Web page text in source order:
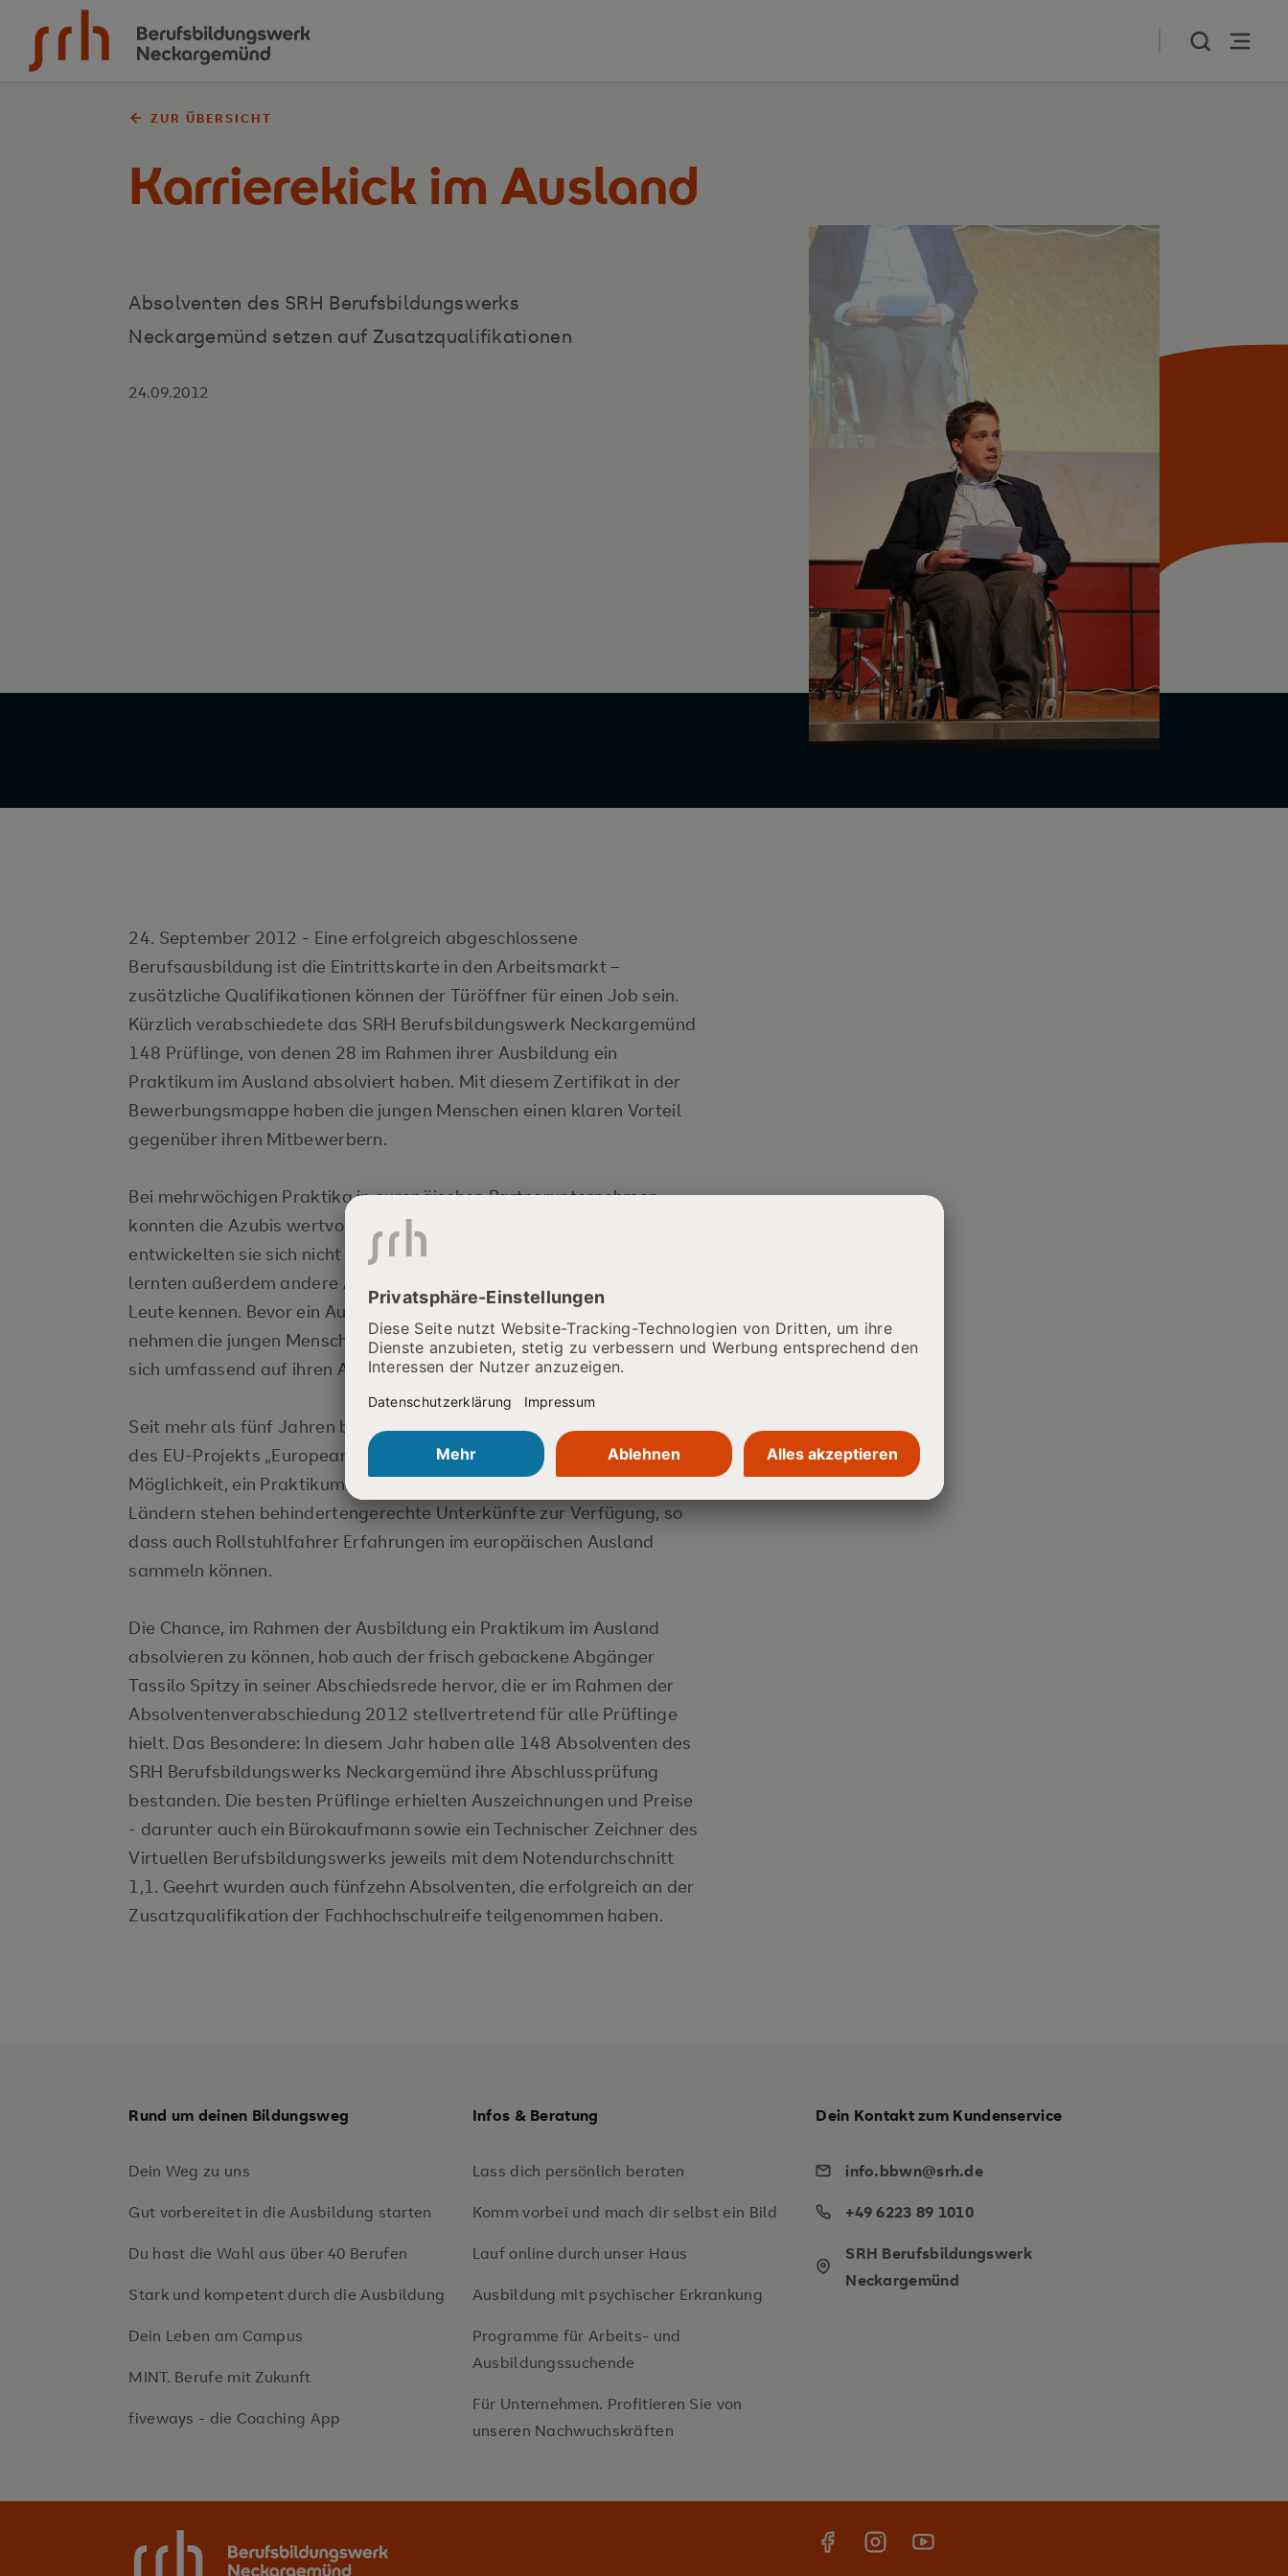
Zum Inhalt springen
ZUR ÜBERSICHT
Karrierekick im Ausland
24.09.2012
Absolventen des SRH Berufsbildungswerks
Neckargemünd setzen auf Zusatzqualifikationen
24. September 2012 - Eine erfolgreich abgeschlossene
Berufsausbildung ist die Eintrittskarte in den Arbeitsmarkt –
zusätzliche Qualifikationen können der Türöffner für einen Job sein.
Kürzlich verabschiedete das SRH Berufsbildungswerk Neckargemünd
148 Prüflinge, von denen 28 im Rahmen ihrer Ausbildung ein
Praktikum im Ausland absolviert haben. Mit diesem Zertifikat in der
Bewerbungsmappe haben die jungen Menschen einen klaren Vorteil
gegenüber ihren Mitbewerbern.
Bei mehrwöchigen Praktika in europäischen Partnerunternehmen
konnten die Azubis wertvolle Erfahrungen sammeln. Dabei
entwickelten sie sich nicht nur fachlich und persönlich weiter, sondern
lernten außerdem andere Arbeitsweisen und nebenbei auch Land und
Leute kennen. Bevor ein Auslandspraktikum angetreten werden kann,
nehmen die jungen Menschen an einem Sprachkurs teil und bereiten
sich umfassend auf ihren Aufenthalt vor.
Seit mehr als fünf Jahren bietet das Berufsbildungswerk im Rahmen
des EU-Projekts „European Mobility“ seinen Auszubildenden die
Möglichkeit, ein Praktikum im Ausland wahrzunehmen. In mehreren
Ländern stehen behindertengerechte Unterkünfte zur Verfügung, so
dass auch Rollstuhlfahrer Erfahrungen im europäischen Ausland
sammeln können.
Die Chance, im Rahmen der Ausbildung ein Praktikum im Ausland
absolvieren zu können, hob auch der frisch gebackene Abgänger
Tassilo Spitzy in seiner Abschiedsrede hervor, die er im Rahmen der
Absolventenverabschiedung 2012 stellvertretend für alle Prüflinge
hielt. Das Besondere: In diesem Jahr haben alle 148 Absolventen des
SRH Berufsbildungswerks Neckargemünd ihre Abschlussprüfung
bestanden. Die besten Prüflinge erhielten Auszeichnungen und Preise
- darunter auch ein Bürokaufmann sowie ein Technischer Zeichner des
Virtuellen Berufsbildungswerks jeweils mit dem Notendurchschnitt
1,1. Geehrt wurden auch fünfzehn Absolventen, die erfolgreich an der
Zusatzqualifikation der Fachhochschulreife teilgenommen haben.
Rund um deinen Bildungsweg
Dein Weg zu uns
Gut vorbereitet in die Ausbildung starten
Du hast die Wahl aus über 40 Berufen
Stark und kompetent durch die Ausbildung
Dein Leben am Campus
MINT. Berufe mit Zukunft
fiveways - die Coaching App
Infos & Beratung
Lass dich persönlich beraten
Komm vorbei und mach dir selbst ein Bild
Lauf online durch unser Haus
Ausbildung mit psychischer Erkrankung
Programme für Arbeits- und
Ausbildungssuchende
Für Unternehmen. Profitieren Sie von
unseren Nachwuchskräften
Dein Kontakt zum Kundenservice
info.bbwn@srh.de
+49 6223 89 1010
SRH Berufsbildungswerk
Neckargemünd